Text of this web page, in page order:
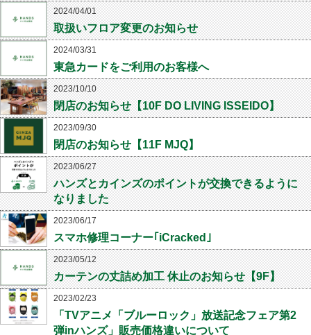
2024/04/01
取扱いフロア変更のお知らせ
2024/03/31
東急カードをご利用のお客様へ
2023/10/10
閉店のお知らせ【10F DO LIVING ISSEIDO】
2023/09/30
閉店のお知らせ【11F MJQ】
2023/06/27
ハンズとカインズのポイントが交換できるように
なりました
2023/06/17
スマホ修理コーナー｢iCracked｣
2023/05/12
カーテンの丈詰め加工 休止のお知らせ【9F】
2023/02/23
「TVアニメ「ブルーロック」放送記念フェア第2
弾inハンズ」販売価格違いについて